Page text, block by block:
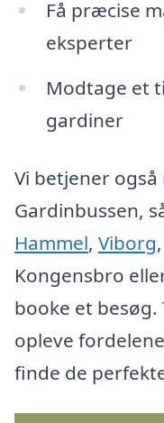
Få præcise
eksperter
Modtage et
gardiner
Vi betjener
Gardinbussen,
Hammel, Viborg,
Kongensbro
booke et
opleve
finde de